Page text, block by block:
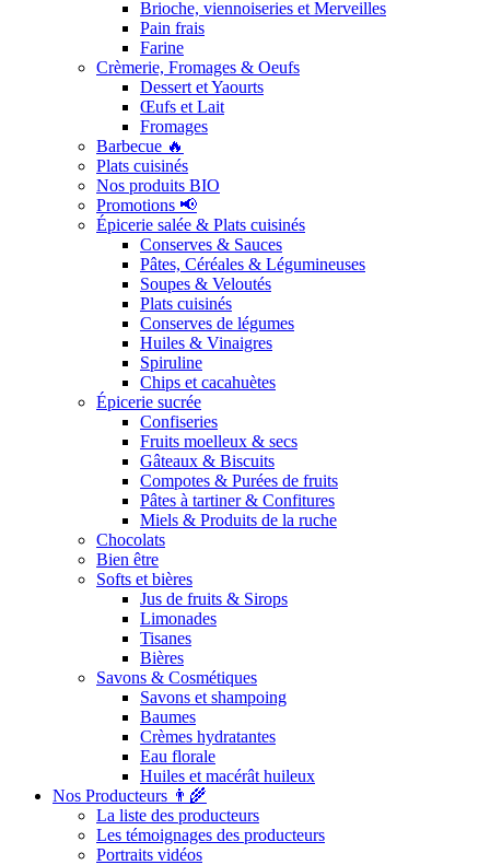
Brioche, viennoiseries et Merveilles
Pain frais
Farine
Crèmerie, Fromages & Oeufs
Dessert et Yaourts
Œufs et Lait
Fromages
Barbecue 🔥
Plats cuisinés
Nos produits BIO
Promotions 📢
Épicerie salée & Plats cuisinés
Conserves & Sauces
Pâtes, Céréales & Légumineuses
Soupes & Veloutés
Plats cuisinés
Conserves de légumes
Huiles & Vinaigres
Spiruline
Chips et cacahuètes
Épicerie sucrée
Confiseries
Fruits moelleux & secs
Gâteaux & Biscuits
Compotes & Purées de fruits
Pâtes à tartiner & Confitures
Miels & Produits de la ruche
Chocolats
Bien être
Softs et bières
Jus de fruits & Sirops
Limonades
Tisanes
Bières
Savons & Cosmétiques
Savons et shampoing
Baumes
Crèmes hydratantes
Eau florale
Huiles et macérât huileux
Nos Producteurs 👨‍🌾
La liste des producteurs
Les témoignages des producteurs
Portraits vidéos